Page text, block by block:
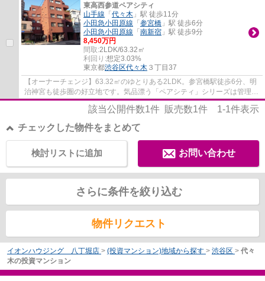
東高西参道ペアシティ
山手線 「 代々木 」駅 徒歩11分
小田急小田原線 「 参宮橋 」駅 徒歩6分
小田急小田原線 「 南新宿 」駅 徒歩9分
8,450万円
間取:2LDK/63.32㎡
利回り:想定3.03%
東京都渋谷区代々木 ３丁目37
【オーナーチェンジ】63.32㎡のゆとりある2LDK。参宮橋駅徒歩6分、明
治神宮も徒歩圏の好立地です。気品漂う「ペアシティ」シリーズは管理体
制も良好。都心の資産として、将来的な実需...
該当公開件数1件 販売数1件 1-1件表示
チェックした物件をまとめて
お問い合わせ
検討リストに追加
さらに条件を絞り込む
物件リクエスト
イオンハウジング 八丁堀店 > (投資マンション)地域から探す > 渋谷区 > 代々
木の投資マンション